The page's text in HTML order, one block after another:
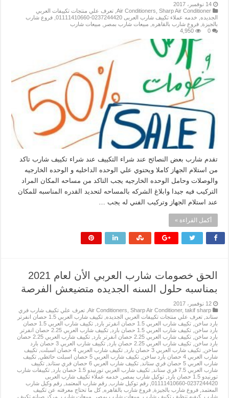
14 نوفمبر، 2017
Air Conditioners ,Sharp Air Conditioner
, تعرف علي منتجات تكييفات العربي
الجديده, خدمه عملاء تكييف شارب العربى 0237244420-01111410660 , فروع شارب
بالجيزة, فروع شارب بالقاهره, مبيعات شارب بمصر
مبيعات شارب
0
4,950
تقدم شارب بعض النصائح عند شراء التكييف عند شراء تكييف شارب تاكد
من استلام الجهاز كاملا ويحتوي علي الوحده الداخليه و الوحده الخارجيه
والوصلات وحامل الوحده الخارجيه يجب التاكد من مساحه المكان المراد
التركيب فيه جيدا وابلاغ الشركه بالمساحه لتحديد القدره المناسبه للمكان
عند استلام الجهاز وتركيب الفني له يجب …
أكمل القراءة »
الحق خصومات شارب العربي الأن لعام 2021
بمناسبه حلول السنه الجديده متضيعش الفرصة
12 نوفمبر، 2017
Air Conditioners ,Sharp Air Conditioner,takif sharp
, تعرف علي تكييف شارب فري
ستاند
تعرف علي منتجات تكييفات العربي الجديده,
تكييف شارب العربي 1.5 حصان انفرتر
بارد ساخن تكييف شارب العربي 1.5 حصان انفرتر بارد
تكييف شارب العربي 1.5 حصان
بارد ساخن تكييف شارب العربي 1.5 حصان بارد
تكييف شارب العربي 2.25 حصان انفرتر
بارد ساخن تكييف شارب العربي 2.25 حصان انفرتر بارد
تكييف شارب العربي 2.25 حصان
بارد ساخن تكييف شارب العربي 2.25 حصان بارد
تكييف شارب العربي 3 حصان بارد
ساخن تكييف شارب العربي 3 حصان بارد تكييف شارب العربي 4 حصان اسبلت , تكييف
شارب العربي 4 حصان بارد ساخن
تكييف شارب العربي 5 حصان اسبلت حائطي
تكييف
شارب العربي 5 حصان فري ستاند
تكييف شارب العربي 6 حصان فري ستاند
تكييف
شارب العربي 7.5 فري ستاند
تكييف شارب العربي تورنيدو 1.5 حصان بارد
تكييفات شارب
تورنيدو 1.5 حصان بارد
توكيل شارب بمصر
خدمه عملاء تكييف شارب العربى
0237244420-01111410660
, رقم توكيل شارب, رقم شارب المعتمد
رقم وكيل شارب
المعتمد
فروع شارب بالجيزة, فروع شارب بالقاهره, كل ما تحتاج معرفته عن تكييف
شارب, كيفيه تنظيف تكييف شارب, مبيعات شارب بمصر مبيعات شارب, مركز صيانه تكييف